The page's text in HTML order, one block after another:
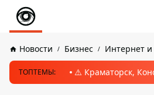
Новости Бизнес Интернет и
ТОПТЕМЫ: ⚠️ Краматорск,